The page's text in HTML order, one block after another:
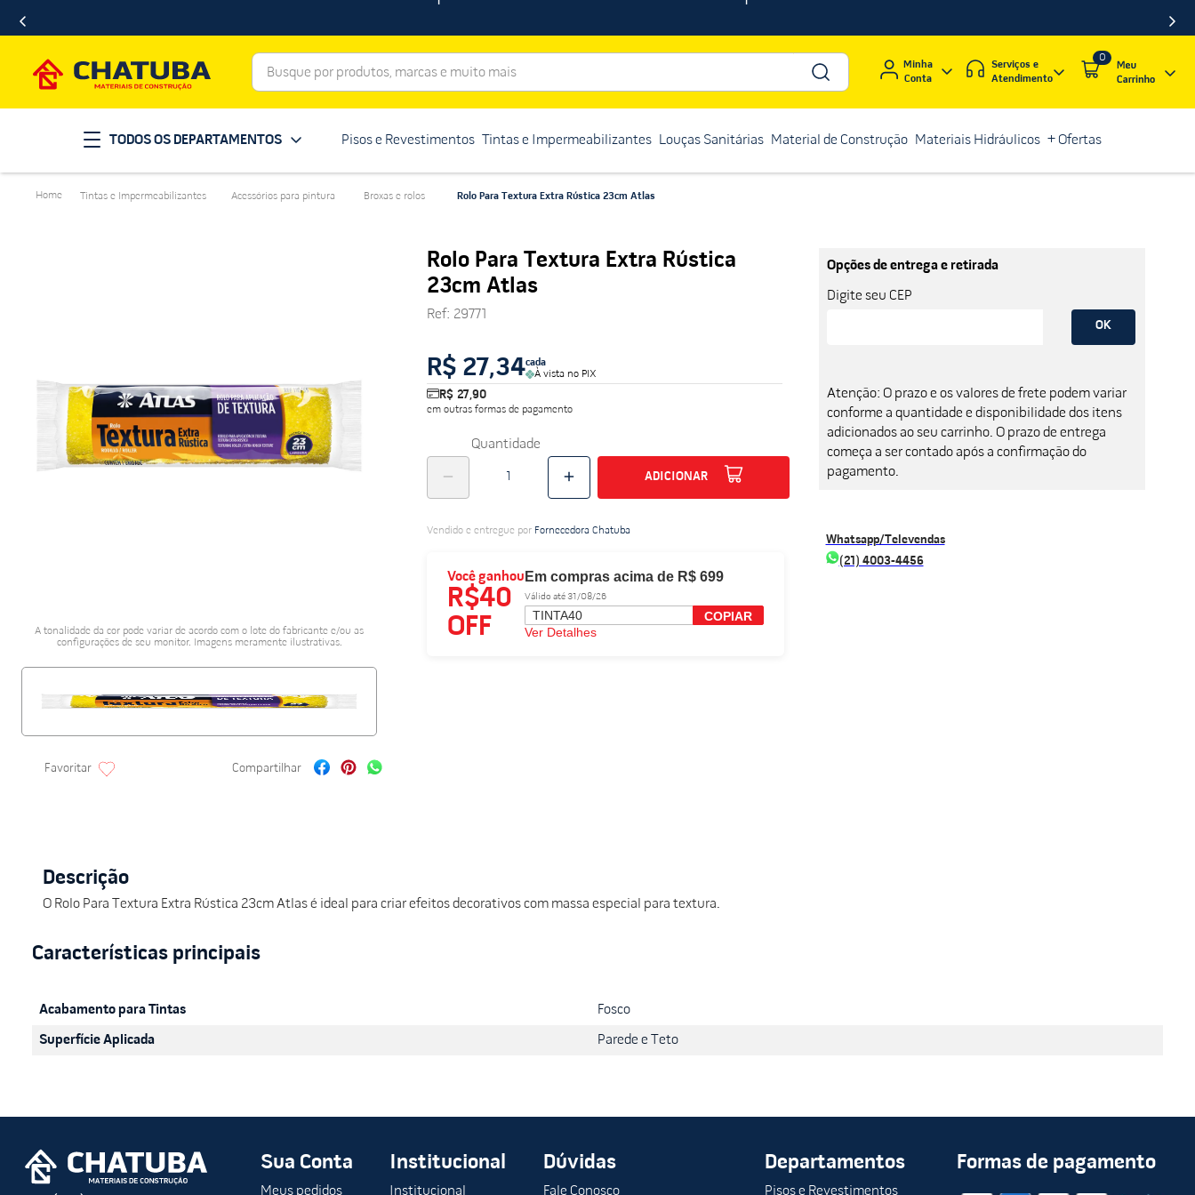
Busque por produtos, marcas e muito mais
Minha
Conta
Serviços e
Atendimento
0
TODOS OS DEPARTAMENTOS Pisos e Revestimentos Tintas e Impermeabilizantes Louças Sanitárias Material de Construção Materiais Hidráulicos + Ofertas
Tintas e Impermeabilizantes Acessórios para pintura Broxas e rolos Rolo Para Textura Extra Rústica 23cm Atlas
A tonalidade da cor pode variar de acordo com o lote do fabricante e/ou as
configurações de seu monitor. Imagens meramente ilustrativas.
Rolo Para Textura Extra Rústica
23cm Atlas
Ref: 29771
R$ 27,34cada
À vista no PIX
R$ 27,90
em outras formas de pagamento
Quantidade
ADICIONAR
Vendido e entregue por Fornecedora Chatuba
Você ganhou
R$40
OFF
Em compras acima de R$ 699
Válido até 31/08/26
TINTA40
COPIAR
Ver Detalhes
Opções de entrega e retirada
Digite seu CEP
OK
Atenção: O prazo e os valores de frete podem variar
conforme a quantidade e disponibilidade dos itens
adicionados ao seu carrinho. O prazo de entrega
começa a ser contado após a confirmação do
pagamento.
Whatsapp/Televendas
(21) 4003-4456
Descrição
O Rolo Para Textura Extra Rústica 23cm Atlas é ideal para criar efeitos decorativos com massa especial para textura.
Acabamento para Tintas Fosco
Superfície Aplicada Parede e Teto
Sua Conta
Meus pedidos
Institucional
Institucional
Dúvidas
Fale Conosco
Departamentos
Pisos e Revestimentos
Formas de pagamento
1 º porcelanato
2º telha
revestimento
9 º telhas
porta alumínio